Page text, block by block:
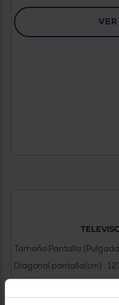
Tamaño Pantalla
Diagonal pantalla(cm) :